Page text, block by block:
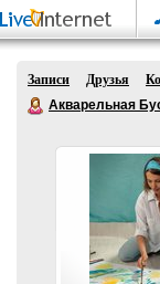
Записи Друзья
Акварельная